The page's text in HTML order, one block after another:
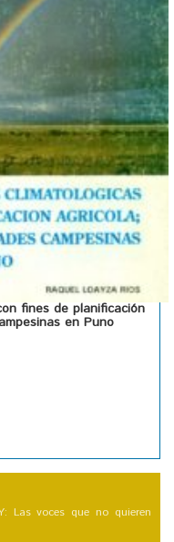
fines de planificación
en Puno
Las voces que no quieren